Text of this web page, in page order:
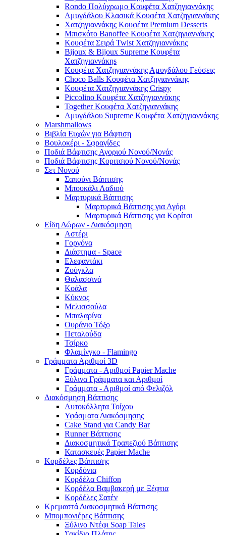
Rondo Πολύχρωμο Κουφέτα Χατζηγιαννάκης
Αμυγδάλου Κλασικά Κουφέτα Χατζηγιαννάκης
Χατζηγιαννάκης Κουφέτα Premium Desserts
Μπισκότο Banoffee Κουφέτα Χατζηγιαννάκης
Κουφέτα Σειρά Twist Χατζηγιαννάκης
Bijoux & Bijoux Supreme Κουφέτα
Χατζηγιαννάκηs
Κουφέτα Χατζηγιαννάκης Αμυγδάλου Γεύσεις
Choco Balls Κουφέτα Χατζηγιαννάκης
Κουφέτα Χατζηγιαννάκης Crispy
Piccolino Κουφέτα Χατζηγιαννάκης
Together Κουφέτα Χατζηγιαννάκης
Αμυγδάλου Supreme Κουφέτα Χατζηγιαννάκης
Marshmallows
Βιβλία Ευχών για Βάφτιση
Βουλοκέρι - Σφραγίδες
Ποδιά Βάφτισης Αγοριού Νονού/Νονάς
Ποδιά Βάφτισης Κοριτσιού Νονού/Νονάς
Σετ Νονού
Σαπούνι Βάπτισης
Μπουκάλι Λαδιού
Μαρτυρικά Βάπτισης
Μαρτυρικά Βάπτισης για Αγόρι
Μαρτυρικά Βάπτισης για Κορίτσι
Είδη Δώρων - Διακόσμηση
Αστέρι
Γοργόνα
Διάστημα - Space
Ελεφαντάκι
Ζούγκλα
Θαλασσινά
Κοάλα
Κύκνος
Μελισσούλα
Μπαλαρίνα
Ουράνιο Τόξο
Πεταλούδα
Τσίρκο
Φλαμίνγκο - Flamingo
Γράμματα Αριθμοί 3D
Γράμματα - Αριθμοί Papier Mache
Ξύλινα Γράμματα και Αριθμοί
Γράμματα - Αριθμοί από Φελιζόλ
Διακόσμηση Βάπτισης
Αυτοκόλλητα Τοίχου
Υφάσματα Διακόσμησης
Cake Stand για Candy Bar
Runner Βάπτισης
Διακοσμητικά Τραπεζιού Βάπτισης
Κατασκευές Papier Mache
Κορδέλες Βάπτισης
Κορδόνια
Κορδέλα Chiffon
Κορδέλα Βαμβακερή με Ξέφτια
Κορδέλες Σατέν
Κρεμαστά Διακοσμητικά Βάπτισης
Μπομπονιέρες Βάπτισης
Ξύλινο Ντέφι Soap Tales